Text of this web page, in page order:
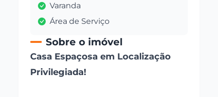
Varanda
Área de Serviço
Sobre o imóvel
Casa Espaçosa em Localização
Privilegiada!